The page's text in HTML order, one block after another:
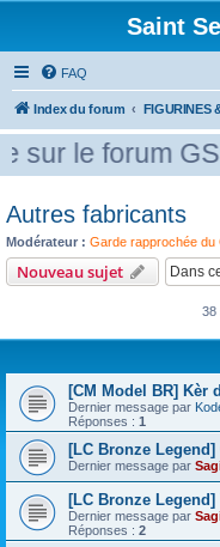
Saint
FAQ
Index du forum
sur le forum
Autres fabricants
Modérateur : Garde rapprochée du
Nouveau sujet
38
[CM Model BR] Kèr
Dernier message par
Réponses : 1
[LC Bronze
Dernier message par
[LC Bronze
Dernier message par
Réponses : 2